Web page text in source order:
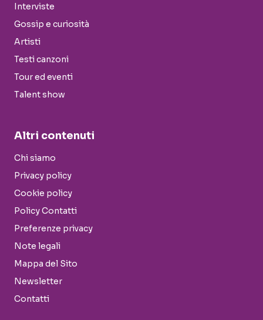
Interviste
Gossip e curiosità
Artisti
Testi canzoni
Tour ed eventi
Talent show
Altri contenuti
Chi siamo
Privacy policy
Cookie policy
Policy Contatti
Preferenze privacy
Note legali
Mappa del Sito
Newsletter
Contatti